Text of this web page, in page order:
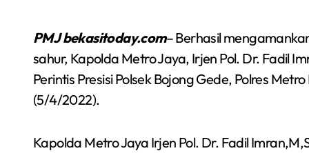
PMJ bekasitoday.com– Berhasil
sahur, Kapolda Metro Jaya, Irjen Pol. Dr. Fadil
Perintis Presisi Polsek Bojong Gede, Polres
(5/4/2022).
Kapolda Metro Jaya Irjen Pol. Dr. Fadil